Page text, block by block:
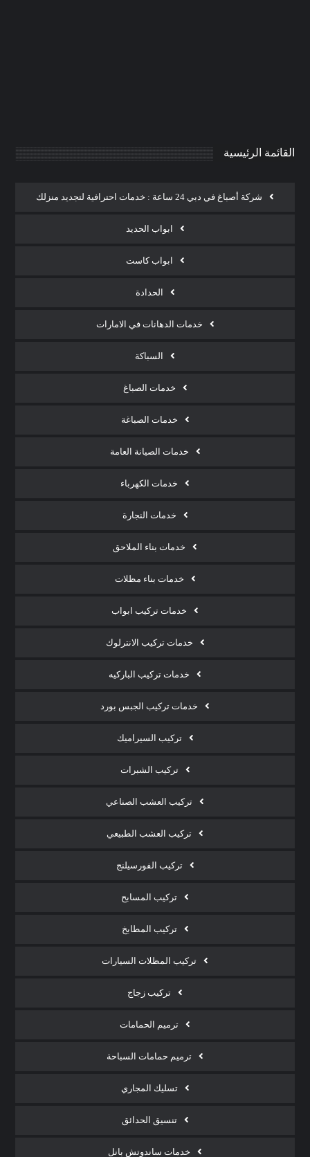
القائمة الرئيسية
شركة أصباغ في دبي 24 ساعة : خدمات احترافية لتجديد منزلك
ابواب الحديد
ابواب كاست
الحدادة
خدمات الدهانات في الامارات
السباكة
خدمات الصباغ
خدمات الصباغة
خدمات الصيانة العامة
خدمات الكهرباء
خدمات النجارة
خدمات بناء الملاحق
خدمات بناء مظلات
خدمات تركيب ابواب
خدمات تركيب الانترلوك
خدمات تركيب الباركيه
خدمات تركيب الجبس بورد
تركيب السيراميك
تركيب الشبرات
تركيب العشب الصناعي
تركيب العشب الطبيعي
تركيب الفورسيلنج
تركيب المسابح
تركيب المطابخ
تركيب المظلات السيارات
تركيب زجاج
ترميم الحمامات
ترميم حمامات السباحة
تسليك المجاري
تنسيق الحدائق
خدمات ساندوتش بانل